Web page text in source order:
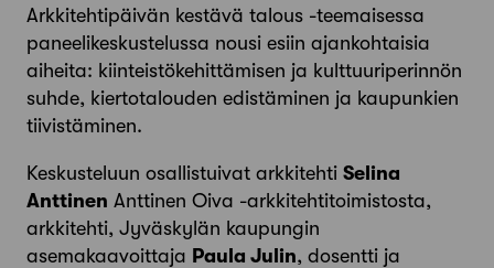
Arkkitehtipäivän kestävä talous -teemaisessa
paneelikeskustelussa nousi esiin ajankohtaisia
aiheita: kiinteistö­kehittämisen ja kulttuuriperinnön
suhde, kiertotalouden edistäminen ja kaupunkien
tiivistäminen.
Keskusteluun osallistuivat arkkitehti Selina
Anttinen Anttinen Oiva -arkkitehtitoimistosta,
arkkitehti, Jyväskylän kaupungin
asemakaavoittaja Paula Julin, dosentti ja